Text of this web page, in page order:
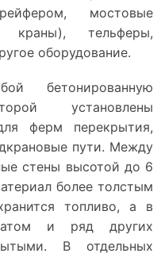
мостовые
краны), тельферы,
оборудование.
бетонированную
установлены
ферм перекрытия,
пути. Между
стены высотой до 6
более толстым
топливо, а в
и ряд других
В отдельных